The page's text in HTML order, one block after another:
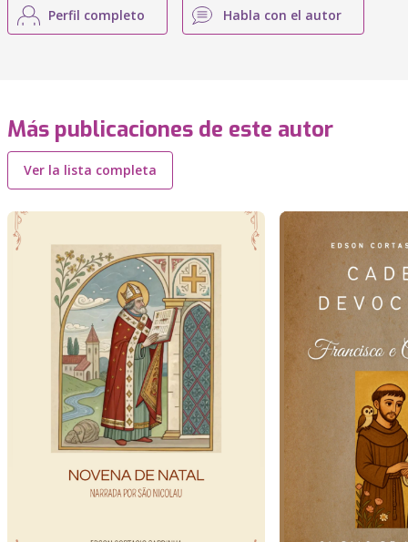
Perfil completo Habla con el autor
Más publicaciones de este autor
Ver la lista completa